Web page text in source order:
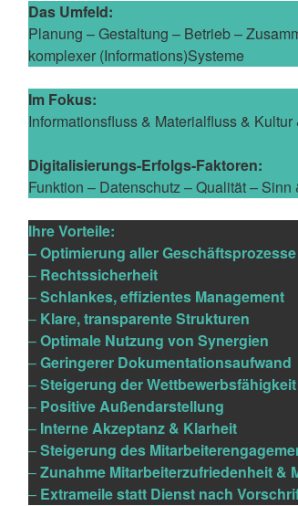
Das Umfeld:
Planung – Gestaltung – Betrieb –
komplexer (Informations)Systeme
Im Fokus:
Informationsfluss & Materialfluss & Kultur
Digitalisierungs-Erfolgs-Faktoren:
Funktion – Datenschutz – Qualität – Sinn
Ihre Vorteile:
– Optimierung aller Geschäftsprozesse
– Rechtssicherheit
–Schlankes, effizientes Management
– Klare, transparente Strukturen
–Optimale Nutzung von Synergien
–Geringerer Dokumentationsaufwand
–Steigerung der Wettbewerbsfähigkeit
– Positive Außendarstellung
– Interne Akzeptanz & Klarheit
–Steigerung des
–Zunahme Mitarbeiterzufriedenheit &
– Extrameile statt Dienst nach